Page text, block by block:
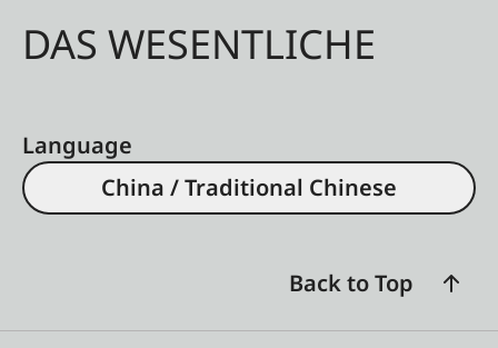
DAS WESENTLICHE
Language
China / Traditional Chinese
Back to Top